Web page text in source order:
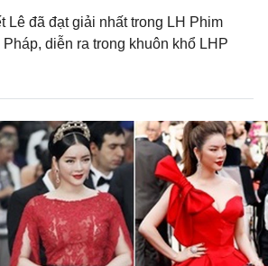
Lê đã đạt giải nhất trong LH Phim
diễn ra trong khuôn khổ LHP